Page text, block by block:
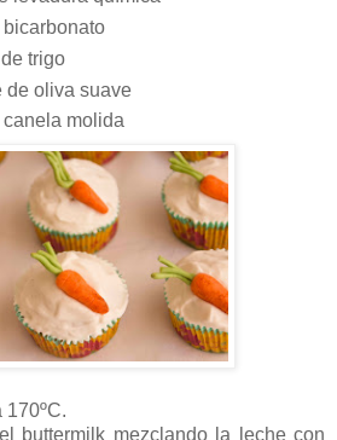
trigo
oliva suave
molida
buttermilk mezclando la leche con